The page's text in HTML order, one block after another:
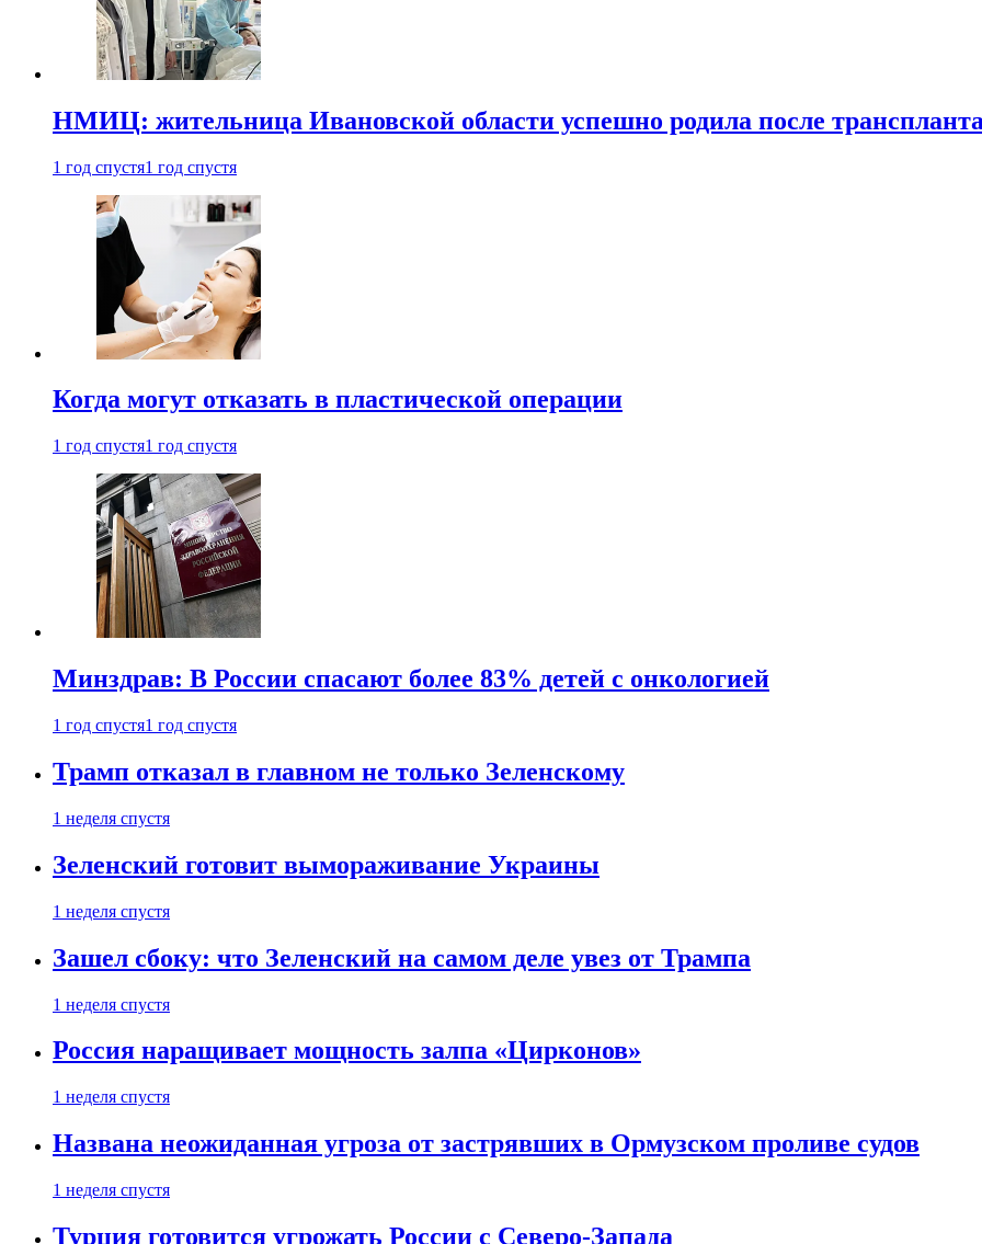
НМИЦ: жительница Ивановской области успешно родила после
1 год спустя1 год спустя
Когда могут отказать в пластической операции
1 год спустя1 год спустя
Минздрав: В России спасают более 83% детей с онкологией
1 год спустя1 год спустя
Трамп отказал в главном не только Зеленскому
1 неделя спустя
Зеленский готовит вымораживание Украины
1 неделя спустя
Зашел сбоку: что Зеленский на самом деле увез от Трампа
1 неделя спустя
Россия наращивает мощность залпа «Цирконов»
1 неделя спустя
Названа неожиданная угроза от застрявших в Ормузском проливе судов
1 неделя спустя
Турция готовится угрожать России с Северо-Запада